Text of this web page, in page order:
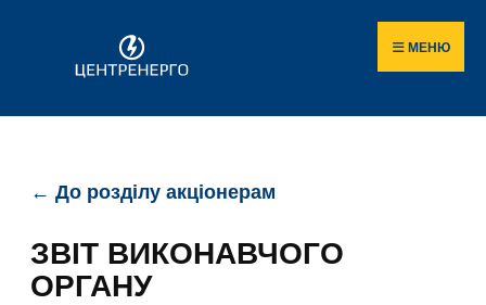
МЕНЮ
← До розділу акціонерам
ЗВІТ ВИКОНАВЧОГО
ОРГАНУ